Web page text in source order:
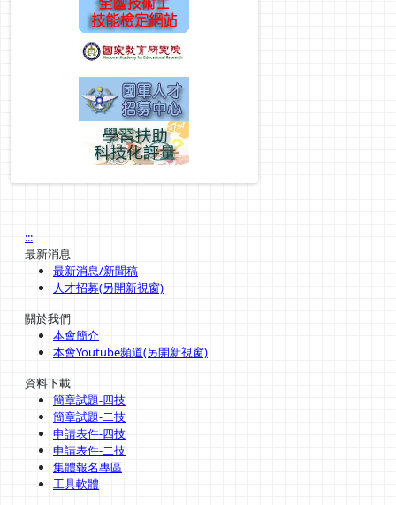
:::
最新消息
最新消息/新聞稿
人才招募(另開新視窗)
關於我們
本會簡介
本會Youtube頻道(另開新視窗)
資料下載
簡章試題-四技
簡章試題-二技
申請表件-四技
申請表件-二技
集體報名專區
工具軟體